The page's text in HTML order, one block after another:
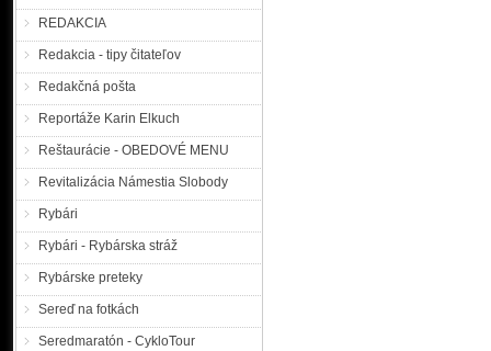
REDAKCIA
Redakcia - tipy čitateľov
Redakčná pošta
Reportáže Karin Elkuch
Reštaurácie - OBEDOVÉ MENU
Revitalizácia Námestia Slobody
Rybári
Rybári - Rybárska stráž
Rybárske preteky
Sereď na fotkách
Seredmaratón - CykloTour